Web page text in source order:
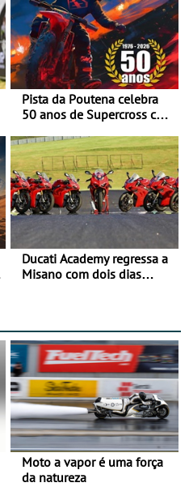
Pista da Poutena celebra
50 anos de Supercross com
de agosto
Ducati Academy regressa a
Misano com dois dias
Circuit
Moto a vapor é uma força
da natureza